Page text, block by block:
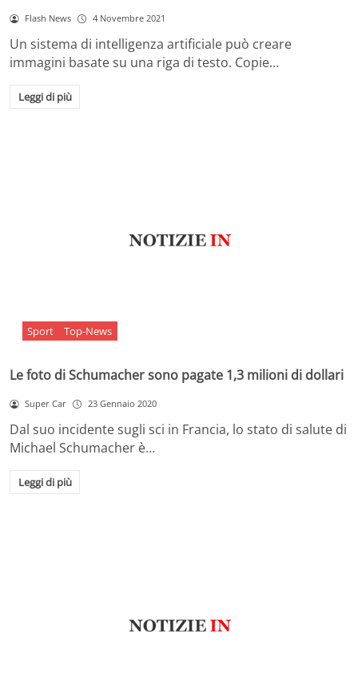
Flash News 4 Novembre 2021
Un sistema di intelligenza artificiale può creare
immagini basate su una riga di testo. Copie…
Leggi di più
Sport Top-News
Le foto di Schumacher sono pagate 1,3 milioni di dollari
Super Car 23 Gennaio 2020
Dal suo incidente sugli sci in Francia, lo stato di salute di
Michael Schumacher è…
Leggi di più